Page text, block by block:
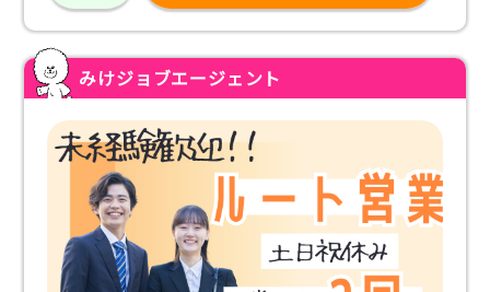
みけジョブエージェント